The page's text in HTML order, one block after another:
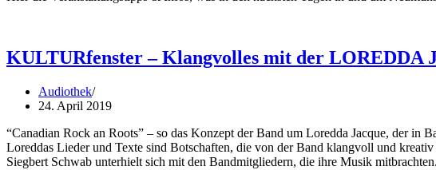
kicken
für
KULTURfenster – Klangvolles mit der LOREDDA
Audiothek
24. April 2019
“Canadian Rock an Roots” – so das Konzept der Band um Loredda Jacque, der in
Loreddas Lieder und Texte sind Botschaften, die von der Band klangvoll und kreativ
Siegbert Schwab unterhielt sich mit den Bandmitgliedern, die ihre Musik mitbrachten.